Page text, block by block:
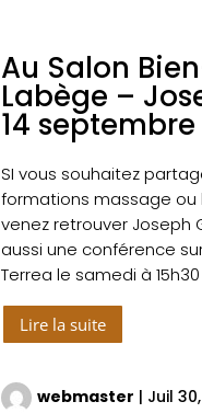
Au Salon
Labège –
14
SI vous souhaitez
formations massage ou
venez retrouver Joseph
aussi une conférence
Terrea le samedi à
Lire la suite
webmaster | Juil